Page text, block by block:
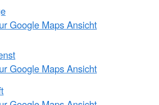
Google Maps Ansicht
Google Maps Ansicht